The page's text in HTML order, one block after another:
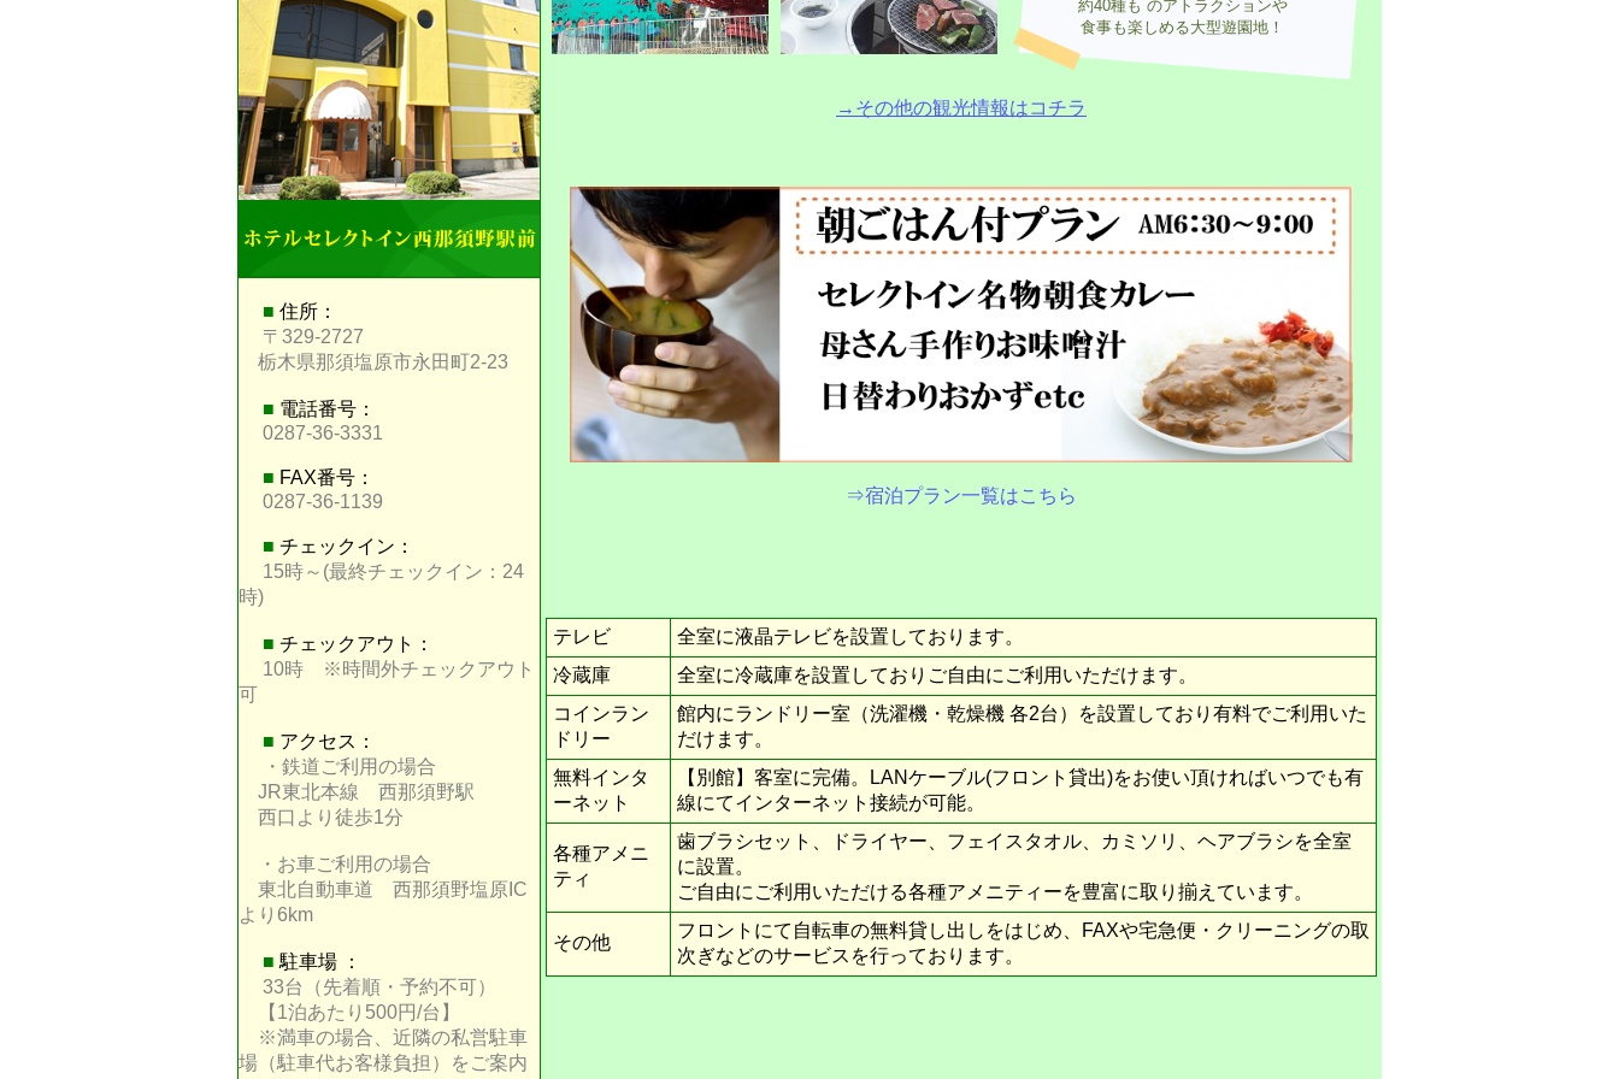
■ 住所：
〒329-2727
栃木県那須塩原市永田町2-23
■ 電話番号：
0287-36-3331
■ FAX番号：
0287-36-1139
■ チェックイン：
15時～(最終チェックイン：24
時)
■ チェックアウト：
10時 ※時間外チェックアウト
可
■ アクセス：
・鉄道ご利用の場合
JR東北本線 西那須野駅
西口より徒歩1分
・お車ご利用の場合
東北自動車道 西那須野塩原IC
より6km
■ 駐車場 ：
33台（先着順・予約不可）
【1泊あたり500円/台】
※満車の場合、近隣の私営駐車
場（駐車代お客様負担）をご案内
約40種も のアトラクションや
食事も楽しめる大型遊園地！
→その他の観光情報はコチラ
⇒宿泊プラン一覧はこちら
テレビ
全室に液晶テレビを設置しております。
冷蔵庫
全室に冷蔵庫を設置しておりご自由にご利用いただけます。
コインラン
ドリー
館内にランドリー室（洗濯機・乾燥機 各2台）を設置しており有料でご利用いた
だけます。
無料インタ
ーネット
【別館】客室に完備。LANケーブル(フロント貸出)をお使い頂ければいつでも有
線にてインターネット接続が可能。
各種アメニ
ティ
歯ブラシセット、ドライヤー、フェイスタオル、カミソリ、ヘアブラシを全室
に設置。
ご自由にご利用いただける各種アメニティーを豊富に取り揃えています。
その他
フロントにて自転車の無料貸し出しをはじめ、FAXや宅急便・クリーニングの取
次ぎなどのサービスを行っております。